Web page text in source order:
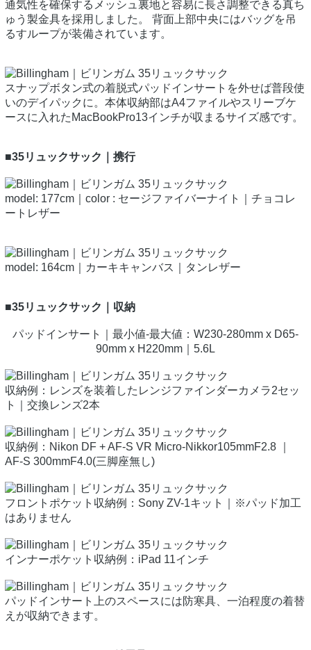
通気性を確保するメッシュ裏地と容易に長さ調整できる真ち
ゅう製金具を採用しました。 背面上部中央にはバッグを吊
るすループが装備されています。
スナップボタン式の着脱式パッドインサートを外せば普段使
いのデイパックに。本体収納部はA4ファイルやスリーブケ
ースに入れたMacBookPro13インチが収まるサイズ感です。
■35リュックサック｜携行
model: 177cm｜color : セージファイバーナイト｜チョコレ
ートレザー
model: 164cm｜カーキキャンバス｜タンレザー
■35リュックサック｜収納
パッドインサート｜最小値-最大値：W230-280mm x D65-
90mm x H220mm｜5.6L
収納例：レンズを装着したレンジファインダーカメラ2セッ
ト｜交換レンズ2本
収納例：Nikon DF + AF-S VR Micro-Nikkor105mmF2.8 ｜
AF-S 300mmF4.0(三脚座無し)
フロントポケット収納例：Sony ZV-1キット｜※パッド加工
はありません
インナーポケット収納例：iPad 11インチ
パッドインサート上のスペースには防寒具、一泊程度の着替
えが収納できます。